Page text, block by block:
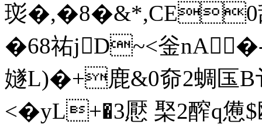
珳�,�8�&*,CE0敌
�68祐jD~<釡
嬘L)�+鹿&0奅2蜩匤B
<�yL+�3懕 棸2醡q